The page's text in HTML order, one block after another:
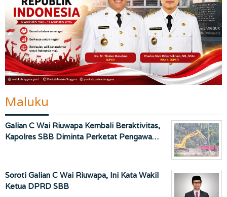
Maluku
Galian C Wai Riuwapa Kembali Beraktivitas,
Kapolres SBB Diminta Perketat Pengawa…
Soroti Galian C Wai Riuwapa, Ini Kata Wakil
Ketua DPRD SBB